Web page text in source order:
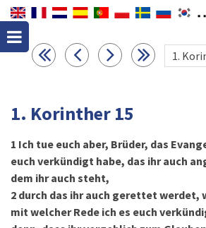
1. Korinther 15
1 Ich tue euch aber, Brüder, das
euch verkündigt habe, das ihr auch
dem ihr auch steht,
2 durch das ihr auch gerettet
mit welcher Rede ich es euch